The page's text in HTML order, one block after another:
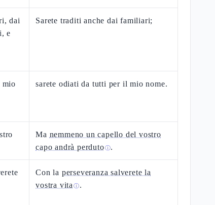
dai
e
Sarete traditi anche dai familiari;
mio
sarete odiati da tutti per il mio nome.
Ma nemmeno un capello del vostro
capo andrà perdutoⓘ.
Con la perseveranza salverete la
vostra vita ⓘ.